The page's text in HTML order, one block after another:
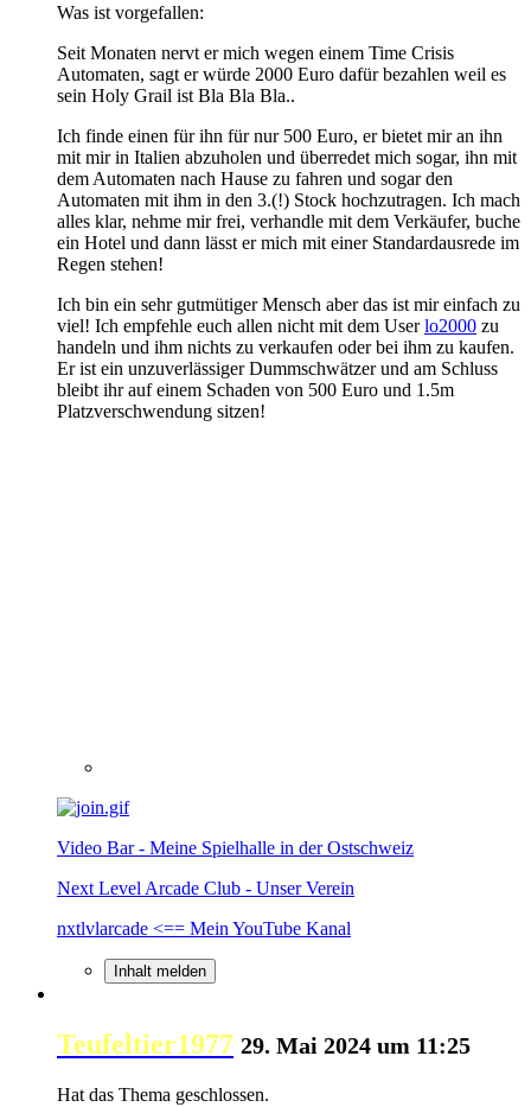
Was ist vorgefallen:
Seit Monaten nervt er mich wegen einem Time Crisis
Automaten, sagt er würde 2000 Euro dafür bezahlen weil es
sein Holy Grail ist Bla Bla Bla..
Ich finde einen für ihn für nur 500 Euro, er bietet mir an ihn
mit mir in Italien abzuholen und überredet mich sogar, ihn mit
dem Automaten nach Hause zu fahren und sogar den
Automaten mit ihm in den 3.(!) Stock hochzutragen. Ich mach
alles klar, nehme mir frei, verhandle mit dem Verkäufer, buche
ein Hotel und dann lässt er mich mit einer Standardausrede im
Regen stehen!
Ich bin ein sehr gutmütiger Mensch aber das ist mir einfach zu
viel! Ich empfehle euch allen nicht mit dem Userlo2000 zu
handeln und ihm nichts zu verkaufen oder bei ihm zu kaufen.
Er ist ein unzuverlässiger Dummschwätzer und am Schluss
bleibt ihr auf einem Schaden von 500 Euro und 1.5m
Platzverschwendung sitzen!
Video Bar - Meine Spielhalle in der Ostschweiz
Next Level Arcade Club - Unser Verein
nxtlvlarcade <== Mein YouTube Kanal
Inhalt melden
Teufeltier1977 29. Mai 2024 um 11:25
Hat das Thema geschlossen.